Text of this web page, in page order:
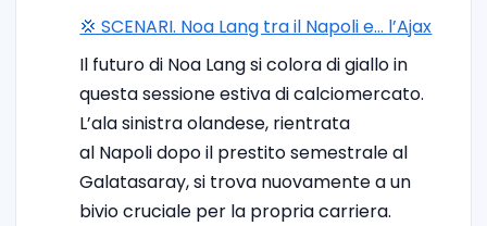
💢 SCENARI. Noa Lang tra il Napoli e… l’Ajax
Il futuro di Noa Lang si colora di giallo in
questa sessione estiva di calciomercato.
L’ala sinistra olandese, rientrata
al Napoli dopo il prestito semestrale al
Galatasaray, si trova nuovamente a un
bivio cruciale per la propria carriera.